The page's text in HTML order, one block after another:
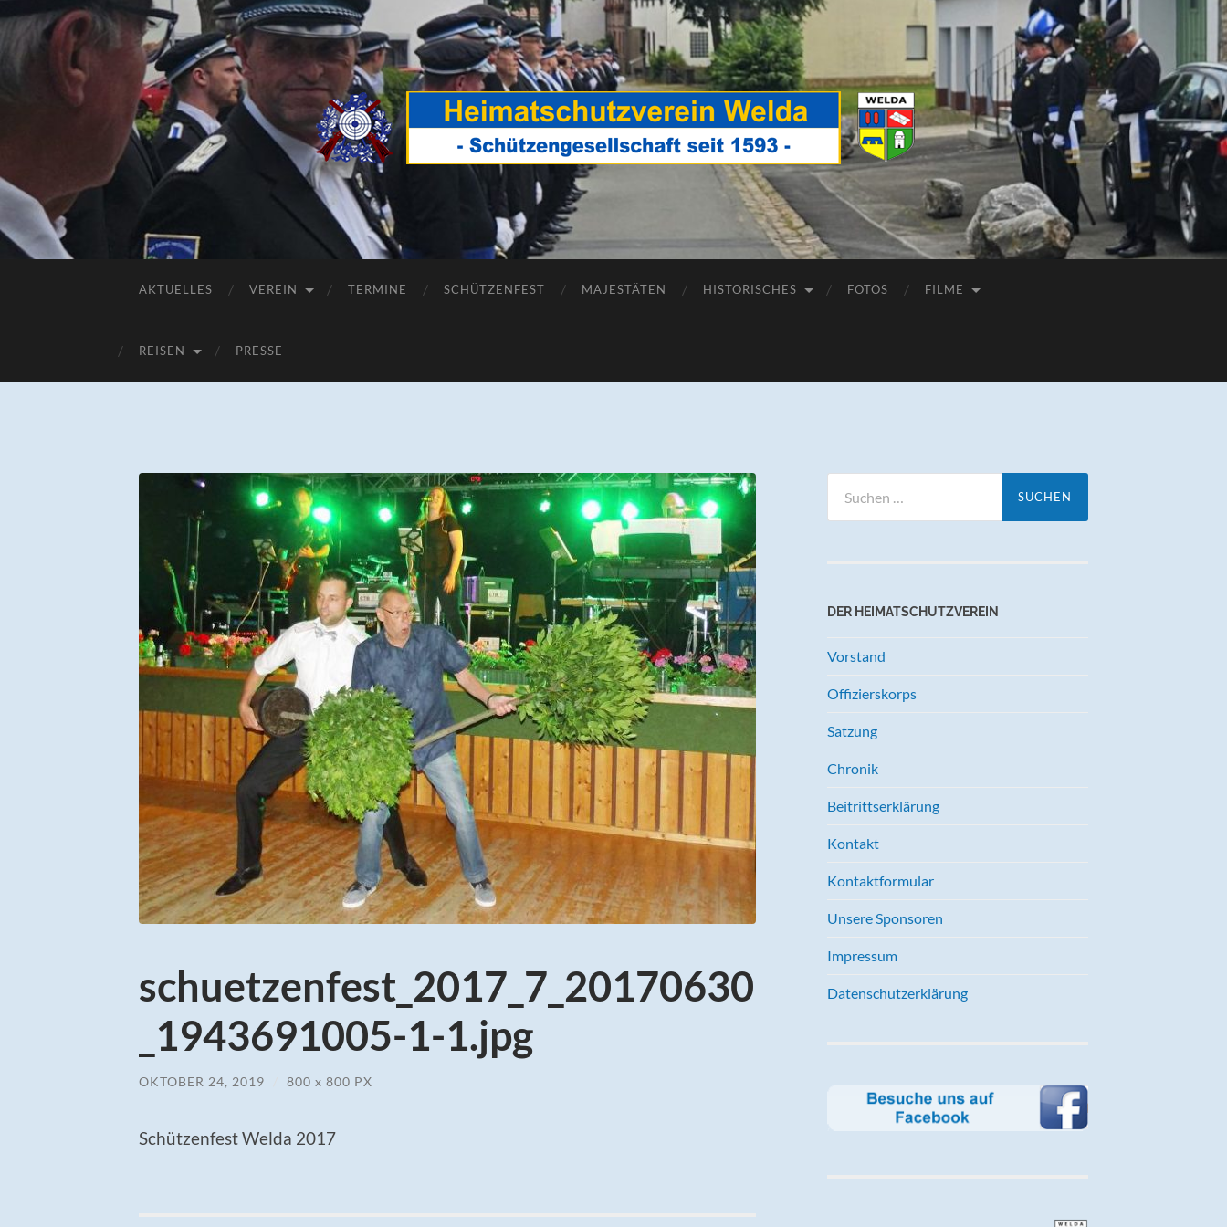
Heimatschutzverein
AKTUELLES VEREIN TERMINE SCHÜTZENFEST MAJESTÄTEN HISTORISCHES FOTOS FILME
REISEN PRESSE
schuetzenfest_2017_7_20170630
_1943691005-1-1.jpg
OKTOBER 24, 2019 800 x 800 PX
Schützenfest Welda 2017
nach:
DER HEIMATSCHUTZVEREIN
Vorstand
Offizierskorps
Satzung
Chronik
Beitrittserklärung
Kontakt
Kontaktformular
Unsere Sponsoren
Impressum
Datenschutzerklärung